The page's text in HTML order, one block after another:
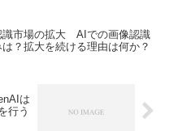
識市場の拡大 AIでの画像認識
？拡大を続ける理由は何か？
は
行う